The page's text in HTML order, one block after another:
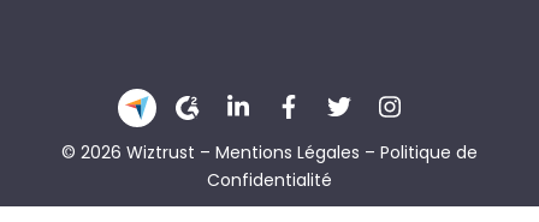
© 2026 Wiztrust – Mentions Légales – Politique de
Confidentialité